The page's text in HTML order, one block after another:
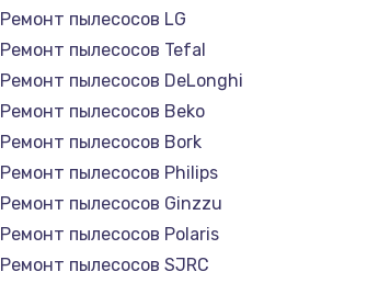
Ремонт пылесосов LG
Ремонт пылесосов Tefal
Ремонт пылесосов DeLonghi
Ремонт пылесосов Beko
Ремонт пылесосов Bork
Ремонт пылесосов Philips
Ремонт пылесосов Ginzzu
Ремонт пылесосов Polaris
Ремонт пылесосов SJRC